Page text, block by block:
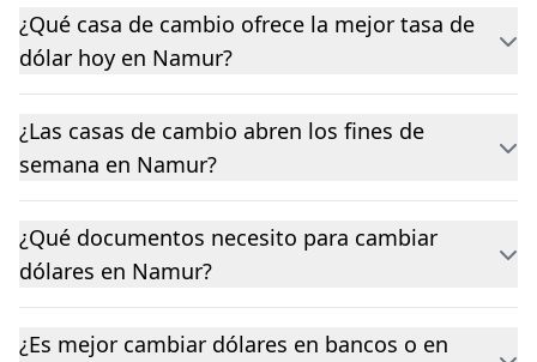
¿Qué casa de cambio ofrece la mejor tasa de
dólar hoy en Namur?
¿Las casas de cambio abren los fines de
semana en Namur?
¿Qué documentos necesito para cambiar
dólares en Namur?
¿Es mejor cambiar dólares en bancos o en